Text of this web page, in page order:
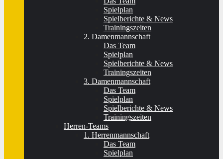
Spielplan
Spielberichte & News
Trainingszeiten
2. Damenmannschaft
Das Team
Spielplan
Spielberichte & News
Trainingszeiten
3. Damenmannschaft
Das Team
Spielplan
Spielberichte & News
Trainingszeiten
Herren-Teams
1. Herrenmannschaft
Das Team
Spielplan